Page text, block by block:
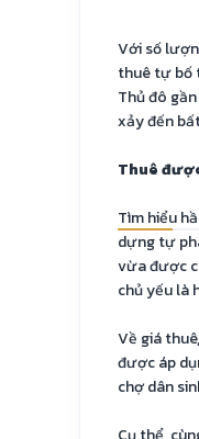
Với số
thuê tự bố
Thủ đô
xảy đến
Thuê
Tìm hiểu
dựng tự
vừa được
chủ yếu là
Về giá
được áp
chợ dân